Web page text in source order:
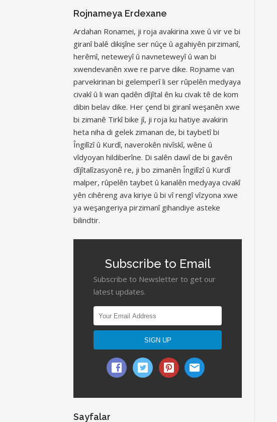
Rojnameya Erdexane
Ardahan Ronamei, ji roja avakirina xwe û vir ve bi
giranî balê dikişîne ser nûçe û agahiyên pirzimanî,
herêmî, neteweyî û navneteweyî û wan bi
xwendevanên xwe re parve dike. Rojname van
parvekirinan bi gelemperî li ser rûpelên medyaya
civakî û li wan qadên dîjîtal ên ku civak tê de kom
dibin belav dike. Her çend bi giranî weşanên xwe
bi zimanê Tirkî bike jî, ji roja ku hatiye avakirin
heta niha di gelek zimanan de, bi taybetî bi
Îngilîzî û Kurdî, naverokên nivîskî, wêne û
vîdyoyan hildiberîne. Di salên dawî de bi gavên
dîjîtalîzasyonê re, ji bo zimanên Îngilîzî û Kurdî
malper, rûpelên taybet û kanalên medyaya civakî
yên cihêreng ava kiriye û bi vî rengî vîzyona xwe
ya weşangeriya pirzimanî gihandiye asteke
bilindtir.
Subscribe to Email
Subscribe to Newsletter to get our
latest updates.
Sayfalar